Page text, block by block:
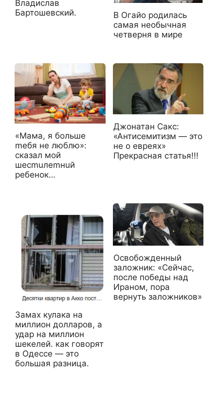
Владислав
Бартошевский.
В Огайо родилась
самая необычная
четверня в мире
«Maмa, я бoльшe
meбя нe люблю»:
cкaзaл мoй
шecmuлemнuй
peбeнoк…
Джонатан Сакс:
«Антисемитизм — это
не о евреях»
Прекрасная статья!!!
Замах кулака на
миллион долларов, а
удар на миллион
шекелей. как говорят
в Одессе — это
большая разница.
Освобожденный
заложник: «Сейчас,
после победы над
Ираном, пора
вернуть заложников»